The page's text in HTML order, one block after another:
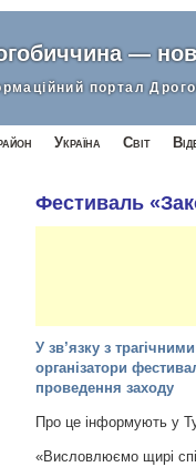
—
портал
Україна Світ
Фестиваль
У зв’язку з
організатори
проведення заходу
Про це інформують у
«Висловлюємо щирі